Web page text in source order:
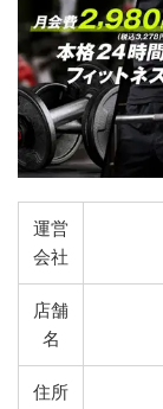
運営
会社
店舗
名
住所